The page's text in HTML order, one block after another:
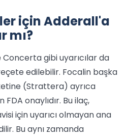
için Adderall'a
mı?
Concerta gibi uyarıcılar da
edilebilir. Focalin başka
(Strattera) ayrıca
onaylıdır. Bu ilaç,
için uyarıcı olmayan ana
Bu aynı zamanda